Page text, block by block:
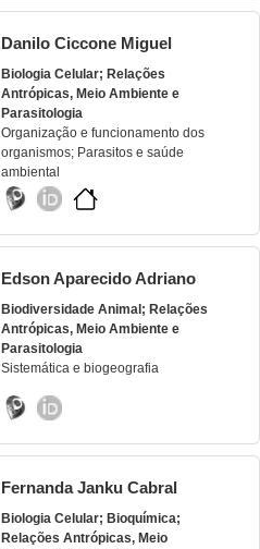
Danilo Ciccone Miguel
Biologia Celular; Relações
Antrópicas, Meio Ambiente e
Parasitologia
Organização e funcionamento dos
organismos; Parasitos e saúde
ambiental
Edson Aparecido Adriano
Biodiversidade Animal; Relações
Antrópicas, Meio Ambiente e
Parasitologia
Sistemática e biogeografia
Fernanda Janku Cabral
Biologia Celular; Bioquímica;
Relações Antrópicas, Meio